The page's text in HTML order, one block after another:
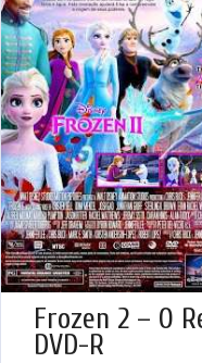
Frozen 2 – O
DVD-R